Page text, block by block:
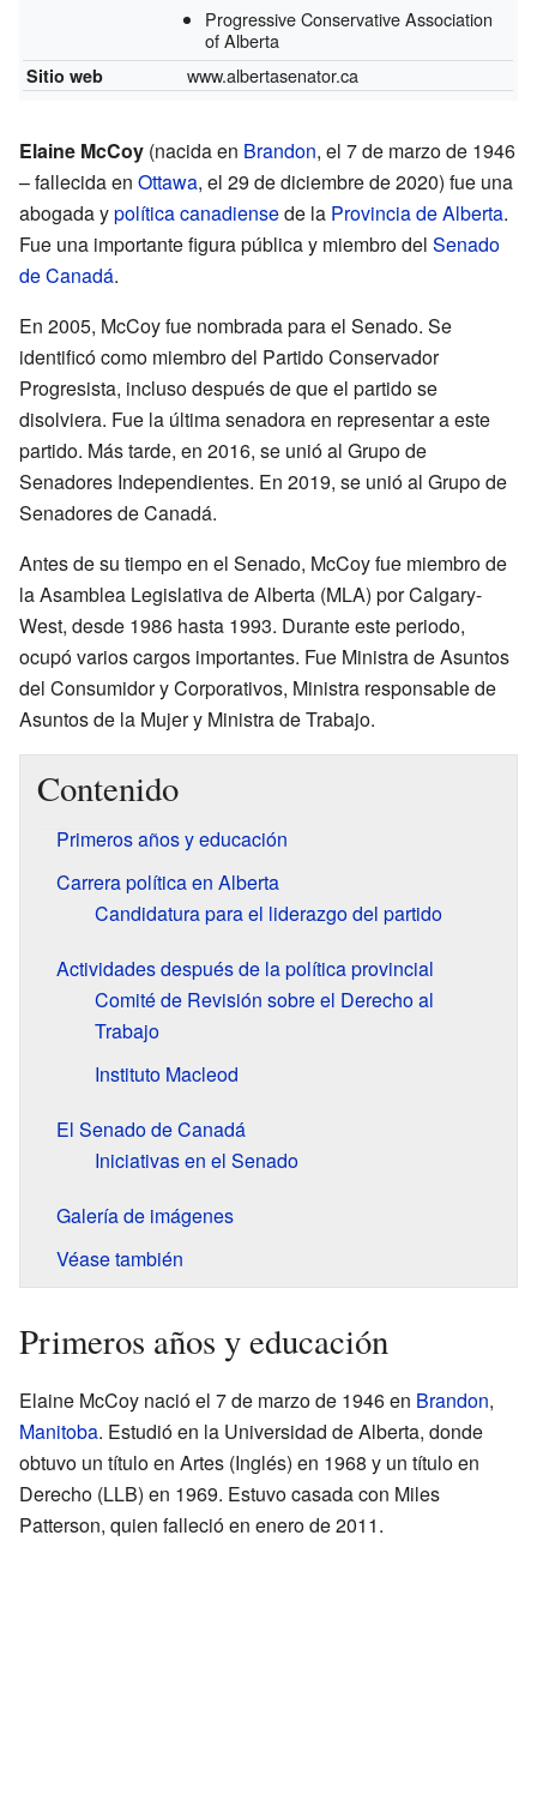
Progressive Conservative Association
of Alberta
Sitio web www.albertasenator.ca
Elaine McCoy (nacida en Brandon, el 7 de marzo de 1946
– fallecida en Ottawa, el 29 de diciembre de 2020) fue una
abogada ypolíticacanadiensede la Provincia de Alberta.
Fue una importante figura pública y miembro del Senado
de Canadá.
En 2005, McCoy fue nombrada para el Senado. Se
identificó como miembro del Partido Conservador
Progresista, incluso después de que el partido se
disolviera. Fue la última senadora en representar a este
partido. Más tarde, en 2016, se unió al Grupo de
Senadores Independientes. En 2019, se unió al Grupo de
Senadores de Canadá.
Antes de su tiempo en el Senado, McCoy fue miembro de
la Asamblea Legislativa de Alberta (MLA) por Calgary-
West, desde 1986 hasta 1993. Durante este periodo,
ocupó varios cargos importantes. Fue Ministra de Asuntos
del Consumidor y Corporativos, Ministra responsable de
Asuntos de la Mujer y Ministra de Trabajo.
Contenido
Primeros años y educación
Carrera política en Alberta
Candidatura para el liderazgo del partido
Actividades después de la política provincial
Comité de Revisión sobre el Derecho al
Trabajo
Instituto Macleod
El Senado de Canadá
Iniciativas en el Senado
Galería de imágenes
Véase también
Primeros años y educación
Elaine McCoy nació el 7 de marzo de 1946 en Brandon,
Manitoba. Estudió en la Universidad de Alberta, donde
obtuvo un título en Artes (Inglés) en 1968 y un título en
Derecho (LLB) en 1969. Estuvo casada con Miles
Patterson, quien falleció en enero de 2011.